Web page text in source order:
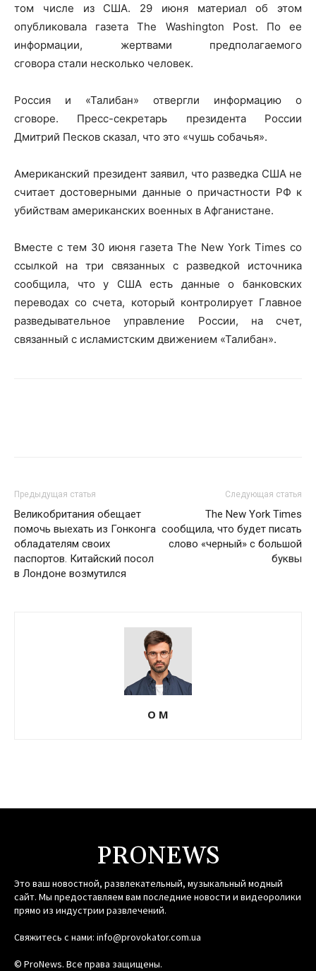
том числе из США. 29 июня материал об этом
опубликовала газета The Washington Post. По ее
информации, жертвами предполагаемого
сговора стали несколько человек.
Россия и «Талибан» отвергли информацию о
сговоре. Пресс-секретарь президента России
Дмитрий Песков сказал, что это «чушь собачья».
Американский президент заявил, что разведка США не
считает достоверными данные о причастности РФ к
убийствам американских военных в Афганистане.
Вместе с тем 30 июня газета The New York Times со
ссылкой на три связанных с разведкой источника
сообщила, что у США есть данные о банковских
переводах со счета, который контролирует Главное
разведывательное управление России, на счет,
связанный с исламистским движением «Талибан».
Предыдущая статья
Великобритания обещает
помочь выехать из Гонконга
обладателям своих
паспортов. Китайский посол
в Лондоне возмутился
Следующая статья
The New York Times
сообщила, что будет писать
слово «черный» с большой
буквы
О М
PRONEWS
Это ваш новостной, развлекательный, музыкальный модный
сайт. Мы предоставляем вам последние новости и видеоролики
прямо из индустрии развлечений.
Свяжитесь с нами: info@provokator.com.ua
© ProNews. Все права защищены.